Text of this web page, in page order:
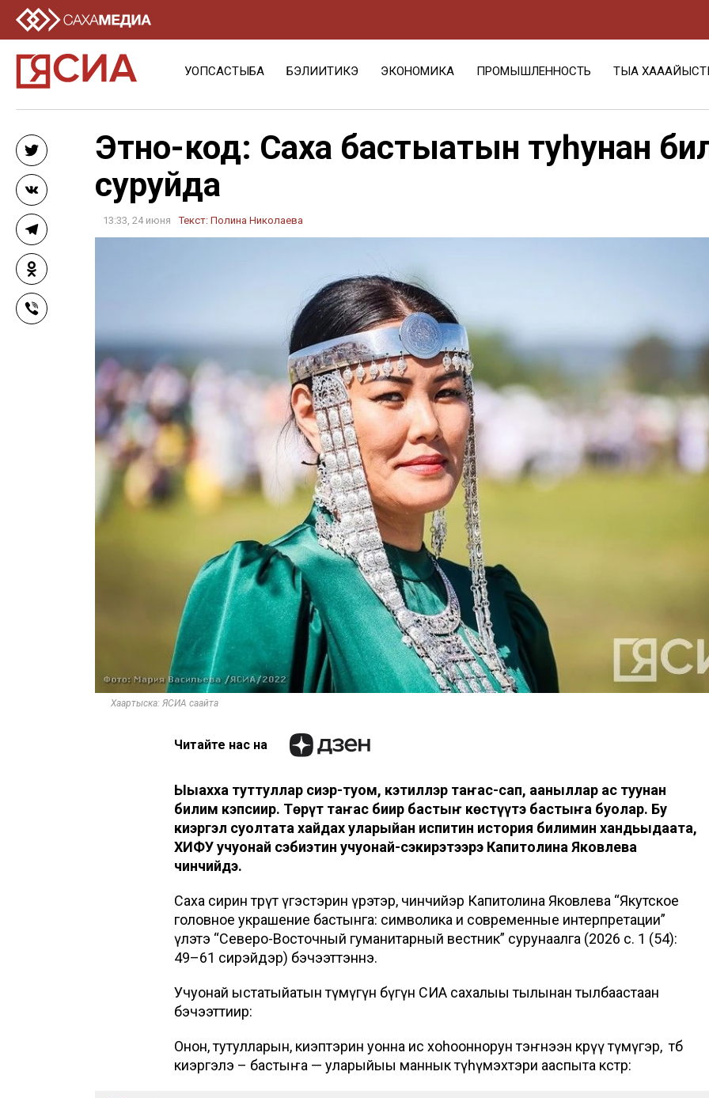
УОПСАСТЫБА БЭЛИИТИКЭ ЭКОНОМИКА ПРОМЫШЛЕННОСТЬ ТЫА
Twitter
VK
Telegram
Odnoklassniki
Viber
Этно-код: Саха бастыҥатын туһунан
суруйда
13:33, 24 июня Текст: Полина Николаева
Хаартыска: ЯСИА саайта
Читайте нас на
Ыһыахха туттуллар сиэр-туом, кэтиллэр таҥас-сап, аһаныллар ас туһунан
билим кэпсиир. Төрүт таҥас биир бастыҥ көстүүтэ бастыҥа буолар. Бу
киэргэл суолтата хайдах уларыйан испитин история билимин хандьыдаата,
ХИФУ учуонай сэбиэтин учуонай-сэкирэтээрэ Капитолина Яковлева
чинчийдэ.
Саха сирин төрүт үгэстэрин үөрэтэр, чинчийэр Капитолина Яковлева “Якутское
головное украшение бастынга: символика и современные интерпретации”
үлэтэ “Северо-Восточный гуманитарный вестник” сурунаалга (2026 с. 1 (54):
49–61 сирэйдэр) бэчээттэннэ.
Учуонай ыстатыйатын түмүгүн бүгүн СИА сахалыы тылынан тылбаастаан
бэчээттиир:
Онон, тутулларын, киэптэрин уонна ис хоһооннорун тэҥнээн көрүү түмүгэр, төбө
киэргэлэ – бастыҥа — уларыйыы маннык түһүмэхтэри ааспыта көстөр: